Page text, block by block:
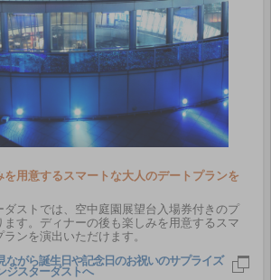
用意するスマートな大人のデートプランを
ダストでは、空中庭園展望台入場券付きのプ
ます。ディナーの後も楽しみを用意するスマ
ンを演出いただけます。
ながら誕生日や記念日のお祝いのサプライズ
ジスターダストへ